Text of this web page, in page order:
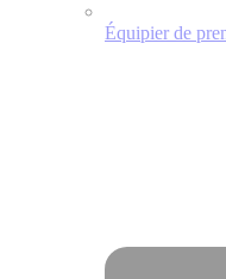
Équipier de